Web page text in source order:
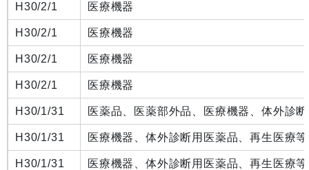
H30/2/1 医療機器
H30/2/1 医療機器
H30/2/1 医療機器
H30/2/1 医療機器
H30/1/31 医薬品、医薬部外品、医療機器、体外診
H30/1/31 医療機器、体外診断用医薬品、再生医療
H30/1/31 医療機器、体外診断用医薬品、再生医療